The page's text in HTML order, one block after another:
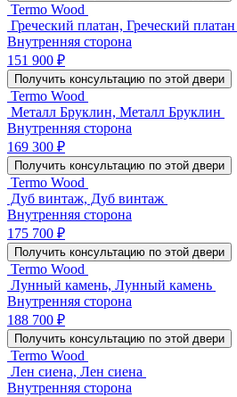
Termo Wood
Греческий платан, Греческий платан
Внутренняя сторона
151 900 ₽
Получить консультацию по этой двери
Termo Wood
Металл Бруклин, Металл Бруклин
Внутренняя сторона
169 300 ₽
Получить консультацию по этой двери
Termo Wood
Дуб винтаж, Дуб винтаж
Внутренняя сторона
175 700 ₽
Получить консультацию по этой двери
Termo Wood
Лунный камень, Лунный камень
Внутренняя сторона
188 700 ₽
Получить консультацию по этой двери
Termo Wood
Лен сиена, Лен сиена
Внутренняя сторона